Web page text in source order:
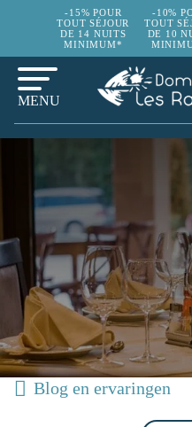
-15% POUR
TOUT SÉJOUR
DE 14 NUITS
MINIMUM*
-10%
TOUT
DE 10
MENU
Blog en ervaringen